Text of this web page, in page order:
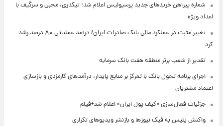
شماره پیراهن خریدهای جدید پرسپولیس اعلام شد؛ تیکدری، محبی و سرگیف با
اعداد ویژه
تغییر مثبت در عملکرد مالی بانک صادرات ایران/ درآمد عملیاتی ۸۰ درصد رشد
کرد
تقدیر از شعب برتر منطقه هفت بانک سرمایه
اجرای برنامه تحول بانک با تمرکز بر منابع پایدار، درآمدهای کارمزدی و بازسازی
اعتماد مشتریان
جزئیات فعال‌سازی «کیف پول ایران» اعلام شد+فیلم
واکنش پلیس به فیک نیوزها و بازنشر ویدیوهای تکراری